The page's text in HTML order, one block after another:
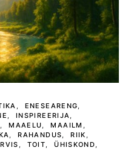
ENESEARENG
INSPIREERIJA
MAAELU
MAAILM
RAHANDUS
RIIK
TOIT
ÜHISKOND